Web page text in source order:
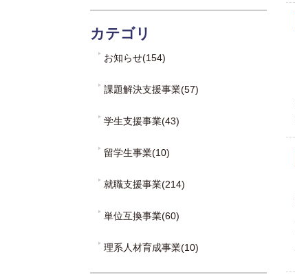
カテゴリ
お知らせ(154)
課題解決支援事業(57)
学生支援事業(43)
留学生事業(10)
就職支援事業(214)
単位互換事業(60)
理系人材育成事業(10)